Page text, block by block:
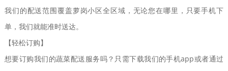
我们的配送范围覆盖萝岗小区全区域，无论您在哪里，只要手机下
单，我们就能准时送达。
【轻松订购】
想要订购我们的蔬菜配送服务吗？只需下载我们的手机app或者通过